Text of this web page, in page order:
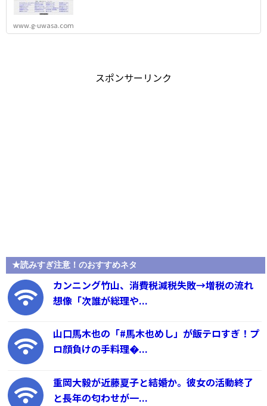
www.g-uwasa.com
スポンサーリンク
★読みすぎ注意！のおすすめネタ
カンニング竹山、消費税減税失敗→増税の流れ
想像「次誰が総理や...
山口馬木也の「#馬木也めし」が飯テロすぎ！プ
ロ顔負けの手料理�...
重岡大毅が近藤夏子と結婚か。彼女の活動終了
と長年の匂わせが一...